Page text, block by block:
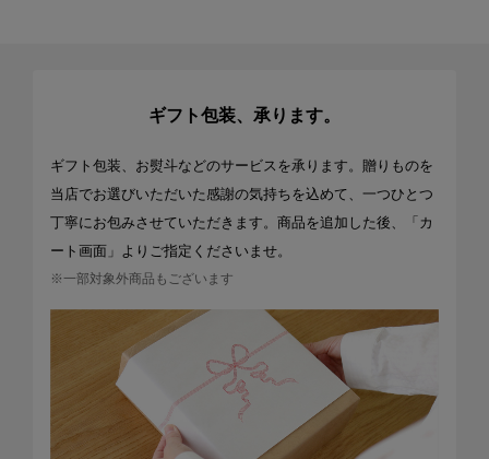
ギフト包装、承ります。
ギフト包装、お熨斗などのサービスを承ります。贈りものを
当店でお選びいただいた感謝の気持ちを込めて、一つひとつ
丁寧にお包みさせていただきます。商品を追加した後、「カ
ート画面」よりご指定くださいませ。
※一部対象外商品もございます